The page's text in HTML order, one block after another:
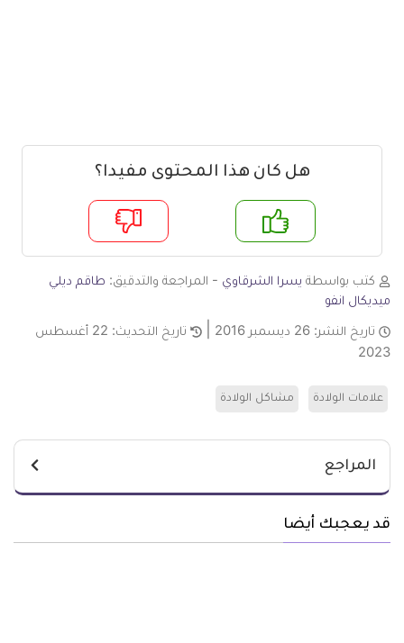
هل كان هذا المحتوى مفيدا؟
لا
كتب بواسطة يسرا الشرقاوي - المراجعة والتدقيق: طاقم ديلي
ميديكال انفو
تاريخ النشر: 26 ديسمبر 2016 تاريخ التحديث:
22 أغسطس
2023
علامات الولادة مشاكل الولادة
المراجع
قد يعجبك أيضا